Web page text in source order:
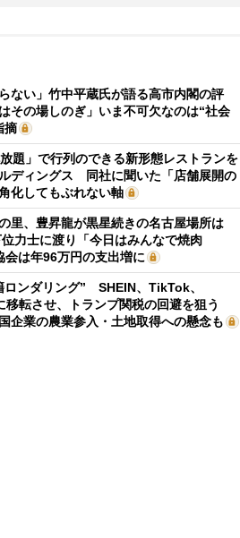
ない」竹中平蔵氏が語る高市内閣の評
の場しのぎ」いま不可欠なのは“社会
摘
題」で行列のできる新形態レストランを
ディングス 同社に聞いた「店舗展開の
化してもぶれない軸
里、豊昇龍が黒星続きの名古屋場所は
位力士に渡り「今日はみんなで焼肉
は年96万円の支出増に
ロンダリング” SHEIN、TikTok、
転させ、トランプ関税の回避を狙う
企業の農業参入・土地取得への懸念も